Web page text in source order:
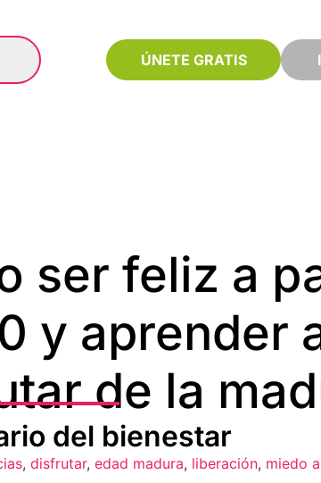
ÚNETE GRATIS
ser feliz a
y aprender
de la
del bienestar
, disfrutar, edad madura, liberación, miedo